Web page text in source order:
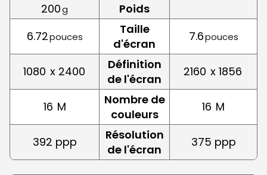
200g
Poids
6.72pouces
Taille
d'écran
7.6pouces
1080 x 2400
Définition
de l'écran
2160 x 1856
16 M
Nombre de
couleurs
16 M
392 ppp
Résolution
de l'écran
375 ppp